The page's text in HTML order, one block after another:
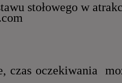
stołowego w
czas oczekiwania